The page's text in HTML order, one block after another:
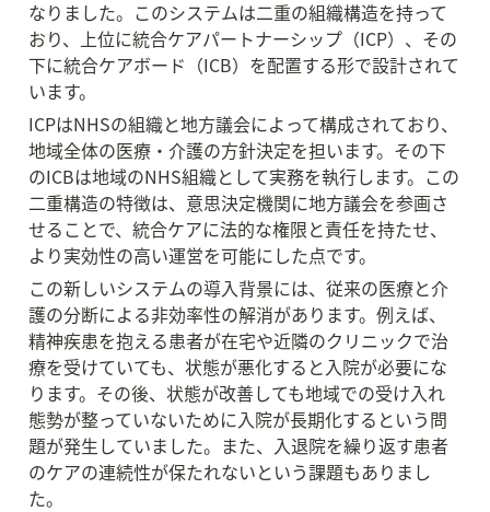
なりました。このシステムは二重の組織構造を持って
おり、上位に統合ケアパートナーシップ（ICP）、その
下に統合ケアボード（ICB）を配置する形で設計されて
います。
ICPはNHSの組織と地方議会によって構成されており、
地域全体の医療・介護の方針決定を担います。その下
のICBは地域のNHS組織として実務を執行します。この
二重構造の特徴は、意思決定機関に地方議会を参画さ
せることで、統合ケアに法的な権限と責任を持たせ、
より実効性の高い運営を可能にした点です。
この新しいシステムの導入背景には、従来の医療と介
護の分断による非効率性の解消があります。例えば、
精神疾患を抱える患者が在宅や近隣のクリニックで治
療を受けていても、状態が悪化すると入院が必要にな
ります。その後、状態が改善しても地域での受け入れ
態勢が整っていないために入院が長期化するという問
題が発生していました。また、入退院を繰り返す患者
のケアの連続性が保たれないという課題もありまし
た。